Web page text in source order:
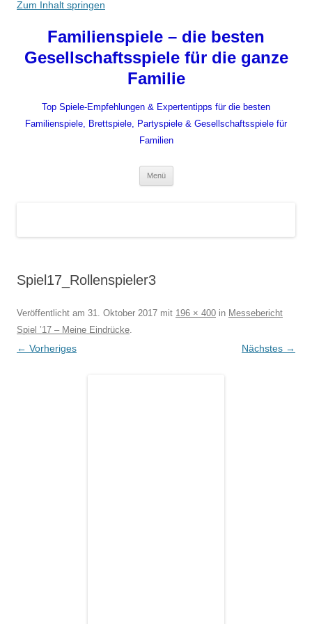
Zum Inhalt springen
Familienspiele – die besten
Gesellschaftsspiele für die ganze
Familie
Top Spiele-Empfehlungen & Expertentipps für die besten
Familienspiele, Brettspiele, Partyspiele & Gesellschaftsspiele für
Familien
Menü
Spiel17_Rollenspieler3
Veröffentlicht am 31. Oktober 2017 mit 196 × 400 in Messebericht
Spiel ’17 – Meine Eindrücke.
← Vorheriges Nächstes →